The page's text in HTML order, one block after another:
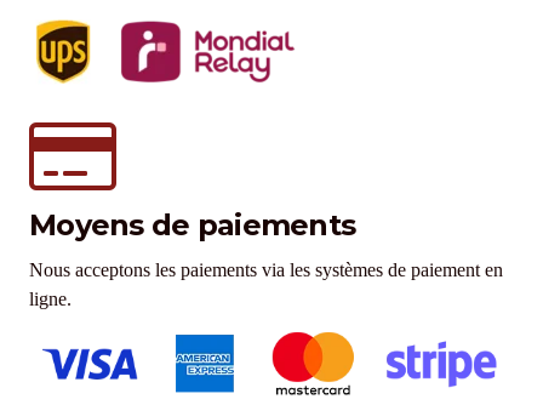
Moyens de paiements
Nous acceptons les paiements via les systèmes de paiement en
ligne.